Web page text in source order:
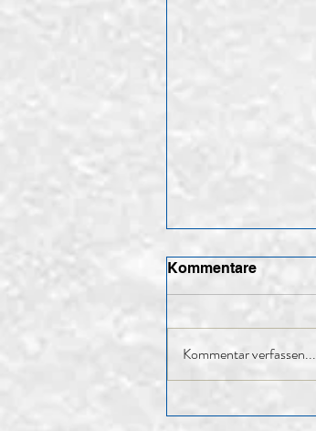
Kommentare
Kommentar verfassen...